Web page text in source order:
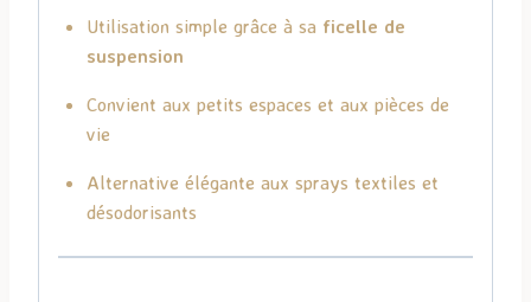
Utilisation simple grâce à sa ficelle de
suspension
Convient aux petits espaces et aux pièces de
vie
Alternative élégante aux sprays textiles et
désodorisants